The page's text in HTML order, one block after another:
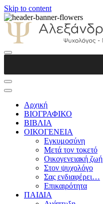
Skip to content
Παιδοψυχολόγος
Αρχική
ΒΙΟΓΡΑΦΙΚΟ
ΒΙΒΛΙΑ
ΟΙΚΟΓΕΝΕΙΑ
Εγκυμοσύνη
Μετά τον τοκετό
Οικογενειακή ζωή
Στον ψυχολόγο
Σας ενδιαφέρει…
Επικαιρότητα
ΠΑΙΔΙΑ